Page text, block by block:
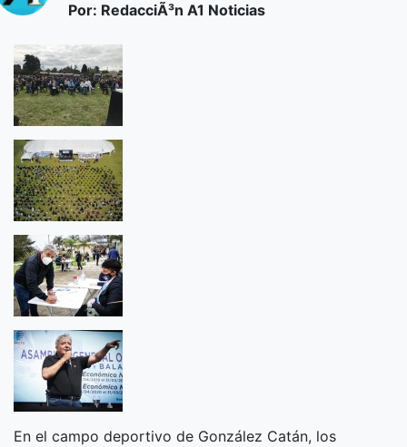
Por: RedacciÃ³n A1 Noticias
En el campo deportivo de González Catán, los